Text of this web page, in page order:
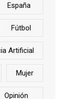
España
Fútbol
Artificial
Mujer
Opinión